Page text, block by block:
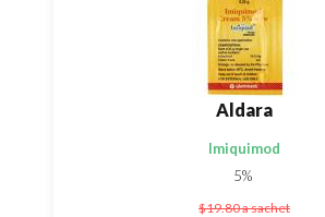
Aldara
Imiquimod
5%
$19.80a sachet